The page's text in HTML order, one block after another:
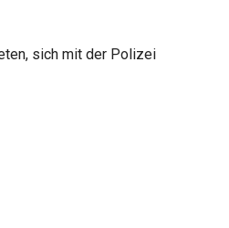
sich mit der Polizei